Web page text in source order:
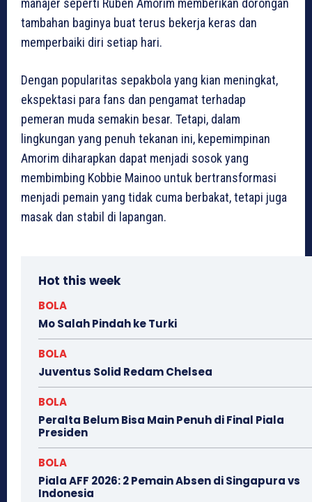
manajer seperti Ruben Amorim memberikan dorongan
tambahan baginya buat terus bekerja keras dan
memperbaiki diri setiap hari.
Dengan popularitas sepakbola yang kian meningkat,
ekspektasi para fans dan pengamat terhadap
pemeran muda semakin besar. Tetapi, dalam
lingkungan yang penuh tekanan ini, kepemimpinan
Amorim diharapkan dapat menjadi sosok yang
membimbing Kobbie Mainoo untuk bertransformasi
menjadi pemain yang tidak cuma berbakat, tetapi juga
masak dan stabil di lapangan.
Hot this week
BOLA
Mo Salah Pindah ke Turki
BOLA
Juventus Solid Redam Chelsea
BOLA
Peralta Belum Bisa Main Penuh di Final Piala
Presiden
BOLA
Piala AFF 2026: 2 Pemain Absen di Singapura vs
Indonesia